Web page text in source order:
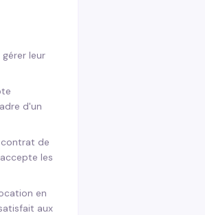
leur
d'un
contrat de
les
en
aux